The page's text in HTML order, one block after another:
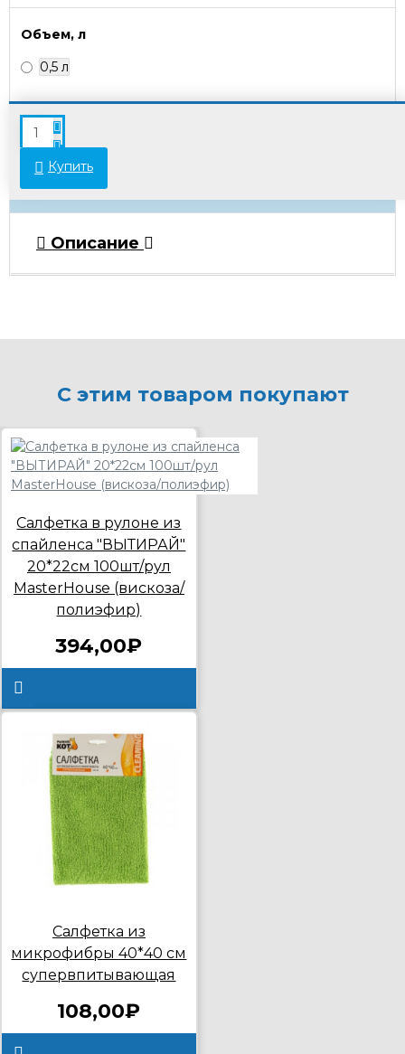
Объем, л
0,5 л
Купить
В связи с переоценкой товара стоимость
некоторых позиций может отличаться от
указанной на сайте. Просьба уточнять актуальные
Описание
С этим товаром покупают
Салфетка в рулоне из
спайленса "ВЫТИРАЙ"
20*22см 100шт/рул
MasterHouse (вискоза/
полиэфир)
394,00₽
Салфетка из
микрофибры 40*40 см
супервпитывающая
108,00₽